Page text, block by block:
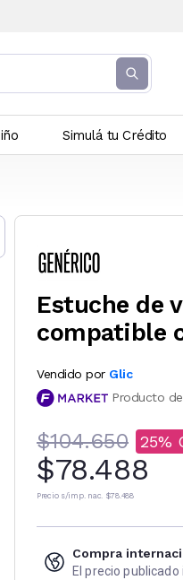
Simulá tu Crédito
Estuche de
compatible
Vendido por Glic
Producto
$104.650 25
$78.488
Precio s/imp. nac. $78.488
Compra
El precio